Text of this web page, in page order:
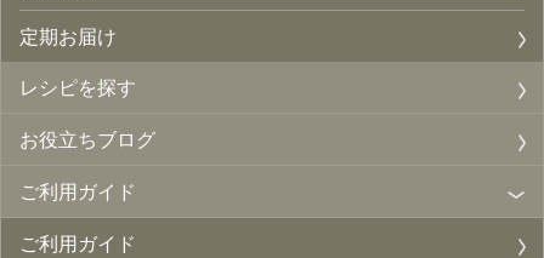
定期お届け
レシピを探す
お役立ちブログ
ご利用ガイド
ご利用ガイド